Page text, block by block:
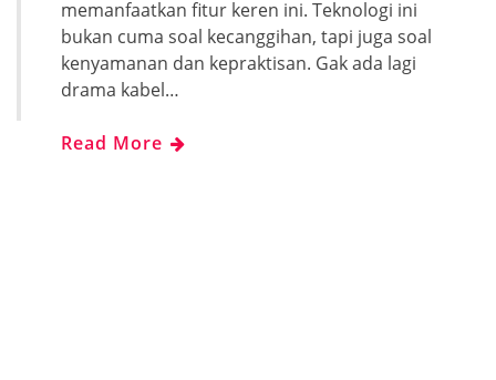
memanfaatkan fitur keren ini. Teknologi ini
bukan cuma soal kecanggihan, tapi juga soal
kenyamanan dan kepraktisan. Gak ada lagi
drama kabel…
Read More